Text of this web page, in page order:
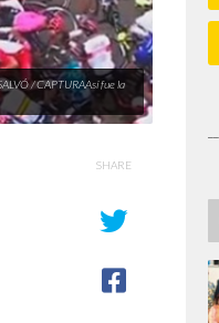
/ CAPTURAAsí fue la
SHARE